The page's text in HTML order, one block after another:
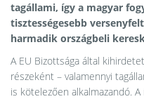
tagállami, így a magyar
tisztességesebb
harmadik országbeli
A EU Bizottsága által
részeként – valamennyi
is kötelezően alkalmazandó.